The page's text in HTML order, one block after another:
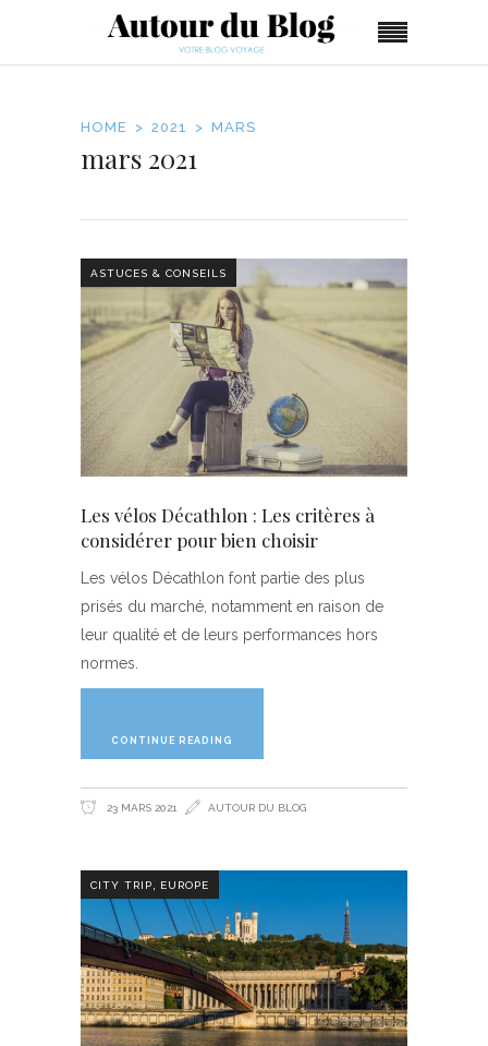
HOME 2021 MARS
mars 2021
ASTUCES & CONSEILS
Les vélos Décathlon : Les critères à
considérer pour bien choisir
Les vélos Décathlon font partie des plus
prisés du marché, notamment en raison de
leur qualité et de leurs performances hors
normes.
CONTINUE READING
23 MARS 2021 AUTOUR DU BLOG
CITY TRIP EUROPE